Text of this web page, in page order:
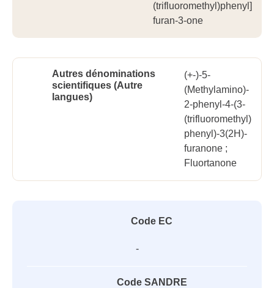
(trifluoromethyl)phenyl]
furan-3-one
Autres dénominations
scientifiques (Autre
langues)
(+-)-5-
(Methylamino)-
2-phenyl-4-(3-
(trifluoromethyl)
phenyl)-3(2H)-
furanone ;
Fluortanone
Code EC
-
Code SANDRE